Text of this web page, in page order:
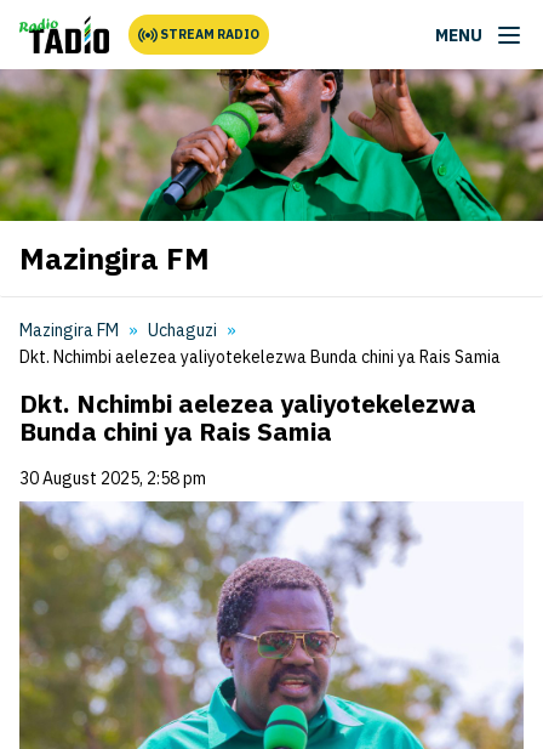
STREAM RADIO MENU
Mazingira FM
Mazingira FM
Uchaguzi
Dkt. Nchimbi aelezea yaliyotekelezwa Bunda chini ya Rais Samia
Dkt. Nchimbi aelezea yaliyotekelezwa
Bunda chini ya Rais Samia
30 August 2025, 2:58 pm